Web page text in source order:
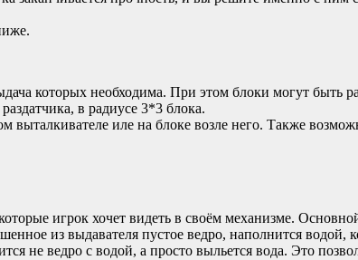
которых необходима. При этом блоки могут быть
в радиусе 3*3 блока.
выталкивателе иле на блоке возле него. Также
игрок хочет видеть в своём механизме.
из выдавателя пустое ведро, наполнится водой,
не ведро с водой, а просто выльется вода. Это